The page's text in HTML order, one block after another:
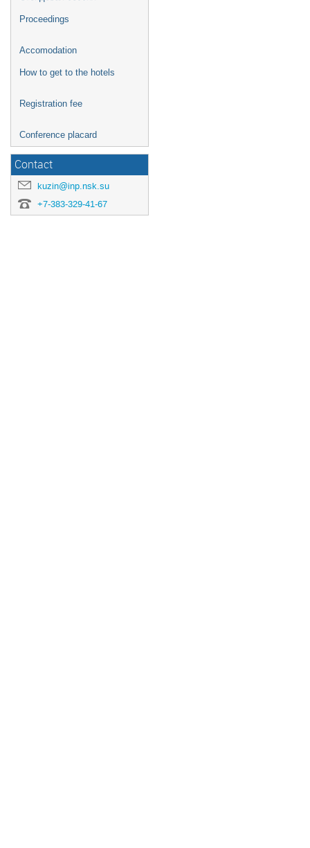
Proceedings
Accomodation
How to get to the hotels
Registration fee
Conference placard
Contact
kuzin@inp.nsk.su
+7-383-329-41-67